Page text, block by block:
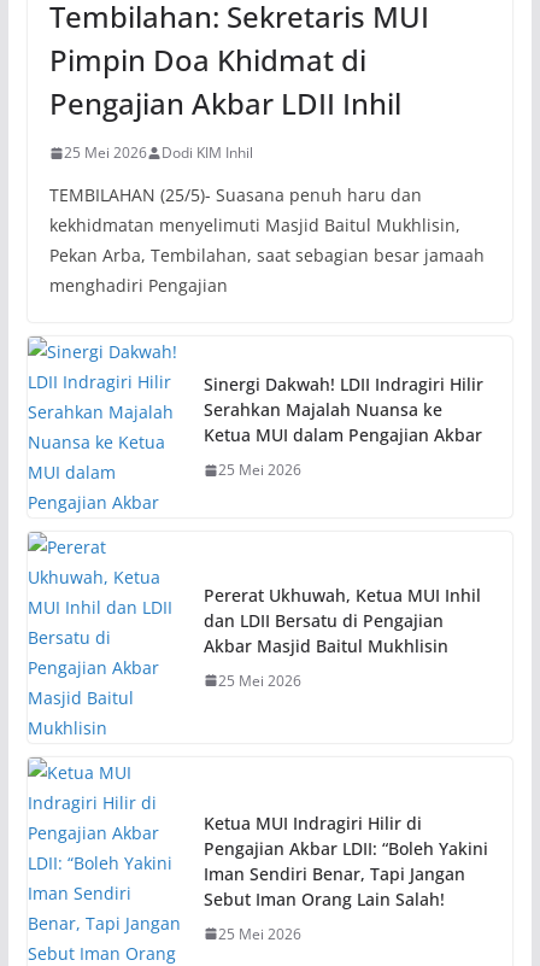
Tembilahan: Sekretaris MUI
Pimpin Doa Khidmat di
Pengajian Akbar LDII Inhil
25 Mei 2026 Dodi KIM Inhil
TEMBILAHAN (25/5)- Suasana penuh haru dan
kekhidmatan menyelimuti Masjid Baitul Mukhlisin,
Pekan Arba, Tembilahan, saat sebagian besar jamaah
menghadiri Pengajian
Sinergi Dakwah! LDII Indragiri Hilir
Serahkan Majalah Nuansa ke
Ketua MUI dalam Pengajian Akbar
25 Mei 2026
Pererat Ukhuwah, Ketua MUI Inhil
dan LDII Bersatu di Pengajian
Akbar Masjid Baitul Mukhlisin
25 Mei 2026
Ketua MUI Indragiri Hilir di
Pengajian Akbar LDII: “Boleh Yakini
Iman Sendiri Benar, Tapi Jangan
Sebut Iman Orang Lain Salah!
25 Mei 2026